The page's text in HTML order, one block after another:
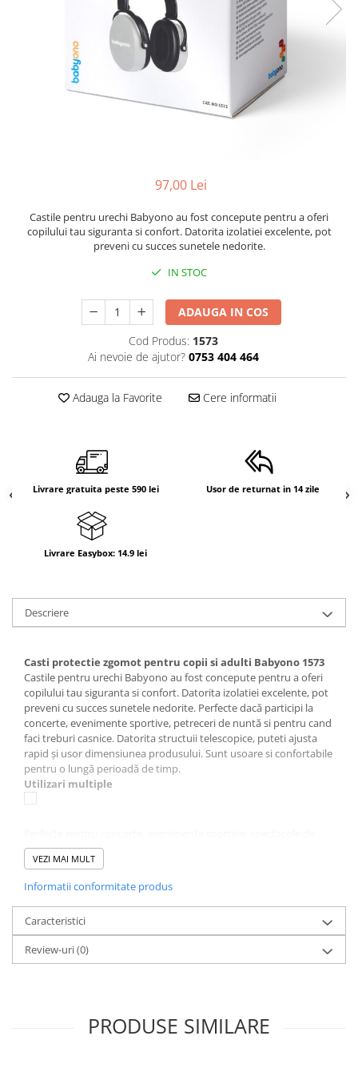
Olite tip scaunel simple
Reductoare antiderapante
Reductoare moi
Seturi cadite 86 cm
Suporti metalici cadite
Mese de infasat pliabile
Mese de infasat Ultra Light 50x70
Patuturi pliabile
Sisteme de siguranta copii
Tampoane postnatale
Tampoane si protectii silicon
97,00 Lei
Castile pentru urechi Babyono au fost concepute pentru a oferi
copilului tau siguranta si confort. Datorita izolatiei excelente, pot
preveni cu succes sunetele nedorite.
IN STOC
ADAUGA IN COS
Cod Produs: 1573
Ai nevoie de ajutor? 0753 404 464
Adauga la Favorite Cere informatii
Livrare gratuita peste 590 lei Usor de returnat in 14 zile
Livrare Easybox: 14.9 lei
Descriere
Casti protectie zgomot pentru copii si adulti Babyono 1573
Castile pentru urechi Babyono au fost concepute pentru a oferi
copilului tau siguranta si confort. Datorita izolatiei excelente, pot
preveni cu succes sunetele nedorite. Perfecte dacă participi la
concerte, evenimente sportive, petreceri de nuntă si pentru cand
faci treburi casnice. Datorita structuii telescopice, puteti ajusta
rapid și usor dimensiunea produsului. Sunt usoare si confortabile
pentru o lungă perioadă de timp.
Utilizari multiple
muzică, spectacole aeriene etc. De asemenea, se dovedesc a fi
ideale pentru treburile casnice.
Reducerea zgomotului la 31 dB
Datorita buretelui din castile pentru urechi, zgomotul este redus
la doar 31 dB. Este o garantie a unui mediu linistit si calm.
VEZI MAI MULT
Informatii conformitate produs
Caracteristici
Review-uri(0)
PRODUSE SIMILARE